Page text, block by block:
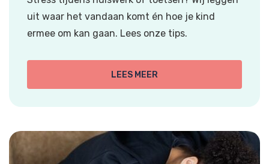
uit waar het vandaan komt én hoe je kind
ermee om kan gaan. Lees onze tips.
LEES MEER